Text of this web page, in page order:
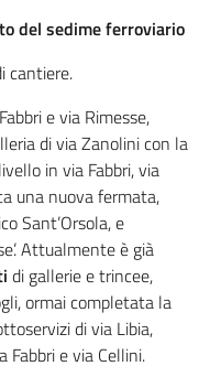
del sedime ferroviario
cantiere.
e via Rimesse,
di via Zanolini con la
in via Fabbri, via
una nuova fermata,
Sant’Orsola, e
Attualmente è già
di gallerie e trincee,
ormai completata la
di via Libia,
e via Cellini.